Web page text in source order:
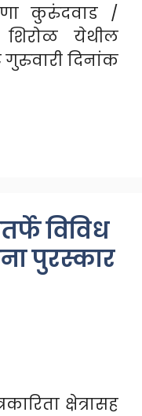
पणा कुरुंदवाड /
शिरोळ येथील
दिनांक
विविध
पुरस्कार
क्षेत्रासह